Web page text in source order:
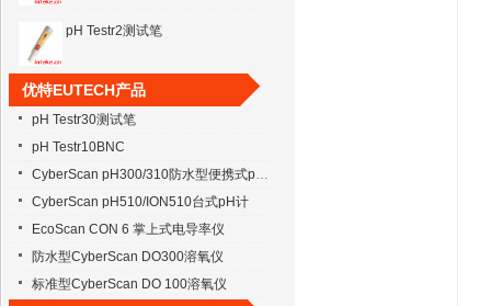
pH Testr2测试笔
pH Testr30测试笔
pH Testr10BNC
CyberScan pH510/ION510台式
pH计
TM-03笔形电导率仪
优特EUTECH产品
pH Testr30测试笔
pH Testr10BNC
CyberScan pH300/310防水型便携式pH计
CyberScan pH510/ION510台式pH计
EcoScan CON 6 掌上式电导率仪
防水型CyberScan DO300溶氧仪
标准型CyberScan DO 100溶氧仪